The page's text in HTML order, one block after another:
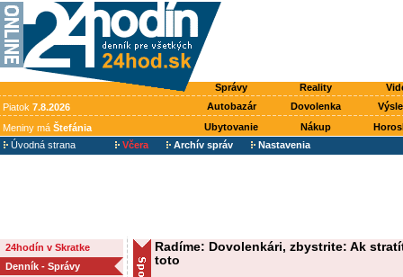
Správy Reality
Piatok 7.8.2026 Autobazár Dovolenka
Meniny má Štefánia Ubytovanie Nákup
Úvodná strana
Včera Archív správ Nastavenia
24hodín v Skratke
Denník - Správy
Radíme: Dovolenkári, zbystrite: Ak
toto